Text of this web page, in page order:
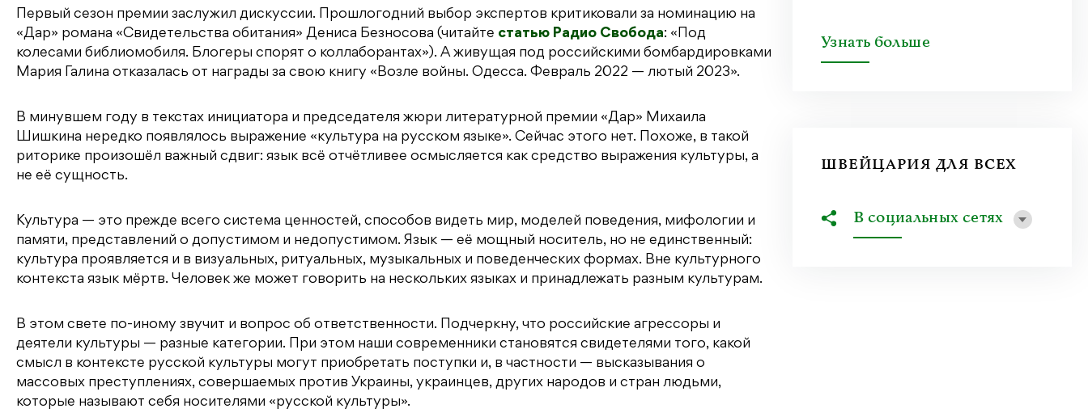
Первый сезон премии заслужил дискуссии. Прошлогодний выбор экспертов критиковали за номинацию на
«Дар» романа «Свидетельства обитания» Дениса Безносова (читайте статью Радио Свобода: «Под
колесами библиомобиля. Блогеры спорят о коллаборантах»). А живущая под российскими бомбардировками
Мария Галина отказалась от награды за свою книгу «Возле войны. Одесса. Февраль 2022 — лютый 2023».
В минувшем году в текстах инициатора и председателя жюри литературной премии «Дар» Михаила
Шишкина нередко появлялось выражение «культура на русском языке». Сейчас этого нет. Похоже, в такой
риторике произошёл важный сдвиг: язык всё отчётливее осмысляется как средство выражения культуры, а
не её сущность.
Культура — это прежде всего система ценностей, способов видеть мир, моделей поведения, мифологии и
памяти, представлений о допустимом и недопустимом. Язык — её мощный носитель, но не единственный:
культура проявляется и в визуальных, ритуальных, музыкальных и поведенческих формах. Вне культурного
контекста язык мёртв. Человек же может говорить на нескольких языках и принадлежать разным культурам.
В этом свете по-иному звучит и вопрос об ответственности. Подчеркну, что российские агрессоры и
деятели культуры — разные категории. При этом наши современники становятся свидетелями того, какой
смысл в контексте русской культуры могут приобретать поступки и, в частности — высказывания о
массовых преступлениях, совершаемых против Украины, украинцев, других народов и стран людьми,
которые называют себя носителями «русской культуры».
Узнать больше
ШВЕЙЦАРИЯ ДЛЯ ВСЕХ
В социальных сетях